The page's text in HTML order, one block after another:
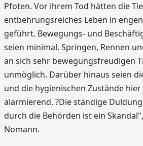
Pfoten. Vor ihrem Tod hätten die
entbehrungsreiches Leben in
geführt. Bewegungs- und
seien minimal. Springen, Rennen
an sich sehr bewegungsfreudigen
unmöglich. Darüber hinaus seien
und die hygienischen Zustände
alarmierend. ?Die ständige
durch die Behörden ist ein
Nomann.